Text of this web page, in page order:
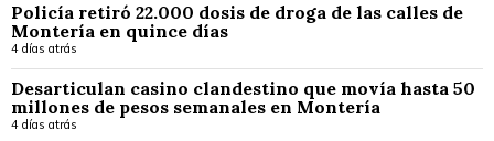
Policía retiró 22.000 dosis de droga de las calles de
Montería en quince días
4 días atrás
Desarticulan casino clandestino que movía hasta 50
millones de pesos semanales en Montería
4 días atrás